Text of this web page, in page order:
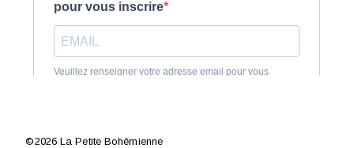
©2026 La Petite Bohêmienne